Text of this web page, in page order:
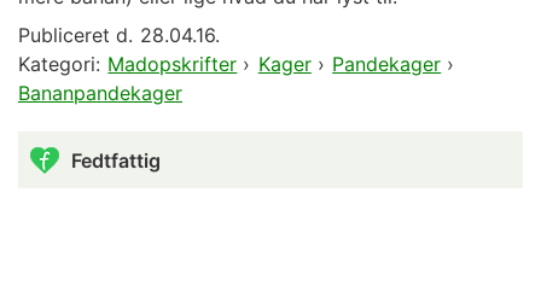
Publiceret d. 28.04.16.
Kategori: Madopskrifter › Kager› Pandekager ›
Bananpandekager
Fedtfattig